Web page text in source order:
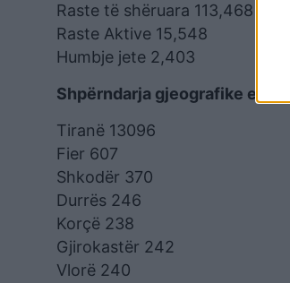
Raste të shëruara 113,468
Raste Aktive 15,548
Humbje jete 2,403
Shpërndarja gjeografike e
Tiranë 13096
Fier 607
Shkodër 370
Durrës 246
Korçë 238
Gjirokastër 242
Vlorë 240